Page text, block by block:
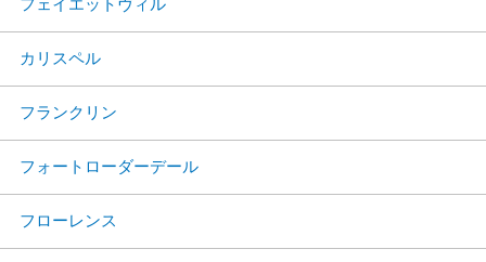
フェイエットヴィル
カリスペル
フランクリン
フォートローダーデール
フローレンス